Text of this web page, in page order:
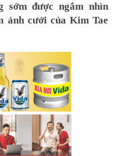
sớm được ngắm nhìn
ảnh cưới của Kim Tae